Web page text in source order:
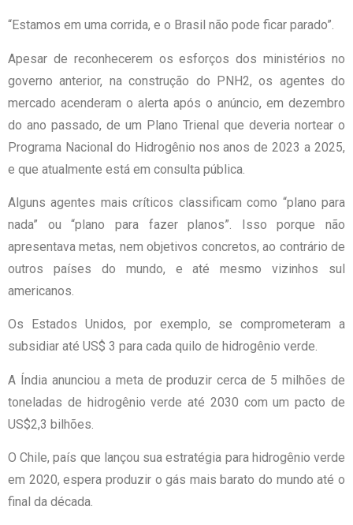
“Estamos em uma corrida, e o Brasil não pode ficar parado”.
Apesar de reconhecerem os esforços dos ministérios no
governo anterior, na construção do PNH2, os agentes do
mercado acenderam o alerta após o anúncio, em dezembro
do ano passado, de um Plano Trienal que deveria nortear o
Programa Nacional do Hidrogênio nos anos de 2023 a 2025,
e que atualmente está em consulta pública.
Alguns agentes mais críticos classificam como “plano para
nada” ou “plano para fazer planos”. Isso porque não
apresentava metas, nem objetivos concretos, ao contrário de
outros países do mundo, e até mesmo vizinhos sul
americanos.
Os Estados Unidos, por exemplo, se comprometeram a
subsidiar até US$ 3 para cada quilo de hidrogênio verde.
A Índia anunciou a meta de produzir cerca de 5 milhões de
toneladas de hidrogênio verde até 2030 com um pacto de
US$2,3 bilhões.
O Chile, país que lançou sua estratégia para hidrogênio verde
em 2020, espera produzir o gás mais barato do mundo até o
final da década.